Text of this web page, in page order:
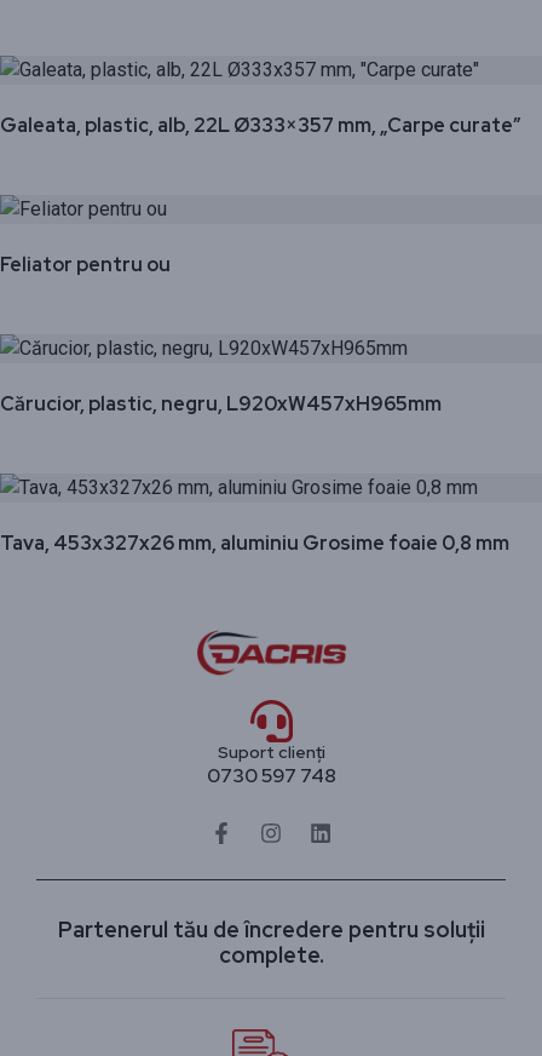
Galeata, plastic, alb, 22L Ø333×357 mm, „Carpe curate”
Feliator pentru ou
Cărucior, plastic, negru, L920xW457xH965mm
Tava, 453x327x26 mm, aluminiu Grosime foaie 0,8 mm
Suport clienți
0730 597 748
Partenerul tău de încredere pentru soluții
complete.